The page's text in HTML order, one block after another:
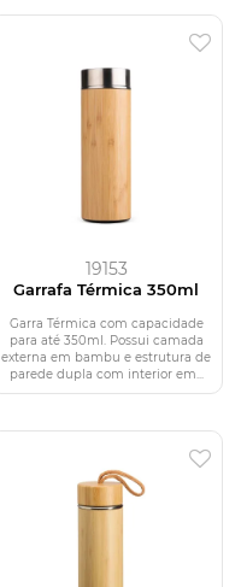
19153
Garrafa Térmica 350ml
Garra Térmica com capacidade
para até 350ml. Possui camada
externa em bambu e estrutura de
parede dupla com interior em...